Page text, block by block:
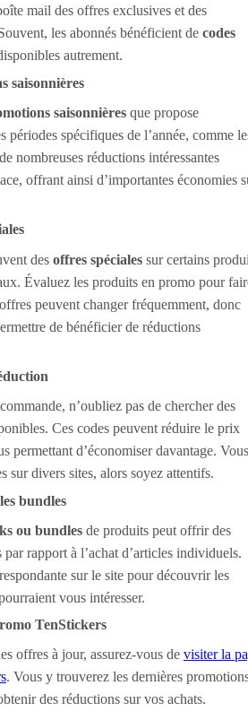
mail des offres exclusives et des
les abonnés bénéficient de codes
autrement.
saisonnières
saisonnières que propose
périodes spécifiques de l’année, comme
nombreuses réductions intéressantes
offrant ainsi d’importantes économies
des offres spéciales sur certains
Évaluez les produits en promo pour
peuvent changer fréquemment, donc
de bénéficier de réductions
n’oubliez pas de chercher des
Ces codes peuvent réduire le prix
permettant d’économiser davantage. Vous
sur divers sites, alors soyez attentifs.
bundles
ou bundles de produits peut offrir des
rapport à l’achat d’articles individuels.
sur le site pour découvrir les
vous intéresser.
TenStickers
offres à jour, assurez-vous de visiter la
. Vous y trouverez les dernières
des réductions sur vos achats.